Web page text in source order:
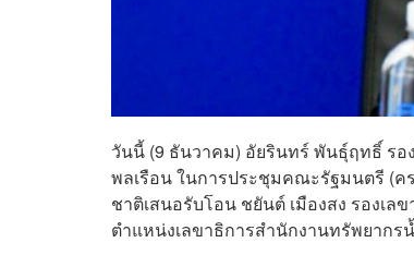
วันนี้ (9 ธันวาคม) อัยรินทร์ พันธุ์ฤทธิ์ รอ
พลเรือน ในการประชุมคณะรัฐมนตรี (
ชาติเสนอรับโอน ชยันต์ เมืองสง รองเ
ตำแหน่งเลขาธิการสำนักงานทรัพยาก